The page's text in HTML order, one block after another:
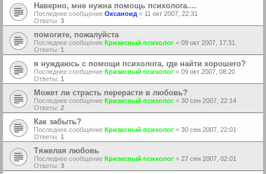
Наверно, мне нужна помощь психолога....
Последнее сообщение Оксаноид « 11 окт 2007, 22:31
Ответы: 3
помогите, пожалуйста
Последнее сообщение Кризисный психолог « 09 окт 2007, 17:31
Ответы: 1
я нуждаюсь с помощи психолога, где найти хорошего?
Последнее сообщение Кризисный психолог « 09 окт 2007, 08:20
Ответы: 1
Может ли страсть перерасти в любовь?
Последнее сообщение Кризисный психолог « 30 сен 2007, 22:14
Ответы: 2
Как забыть?
Последнее сообщение Кризисный психолог « 30 сен 2007, 22:01
Ответы: 1
Тяжелая любовь
Последнее сообщение Кризисный психолог « 27 сен 2007, 02:01
Ответы: 3